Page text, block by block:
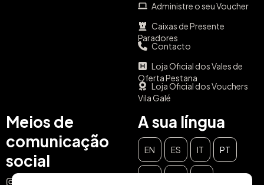
Administre o seu Voucher
Caixas de Presente
Paradores
Contacto
Loja Oficial dos Vales de
Oferta Pestana
Loja Oficial dos Vouchers
Vila Galé
Meios de
comunicação
social
A sua língua
EN ES IT PT